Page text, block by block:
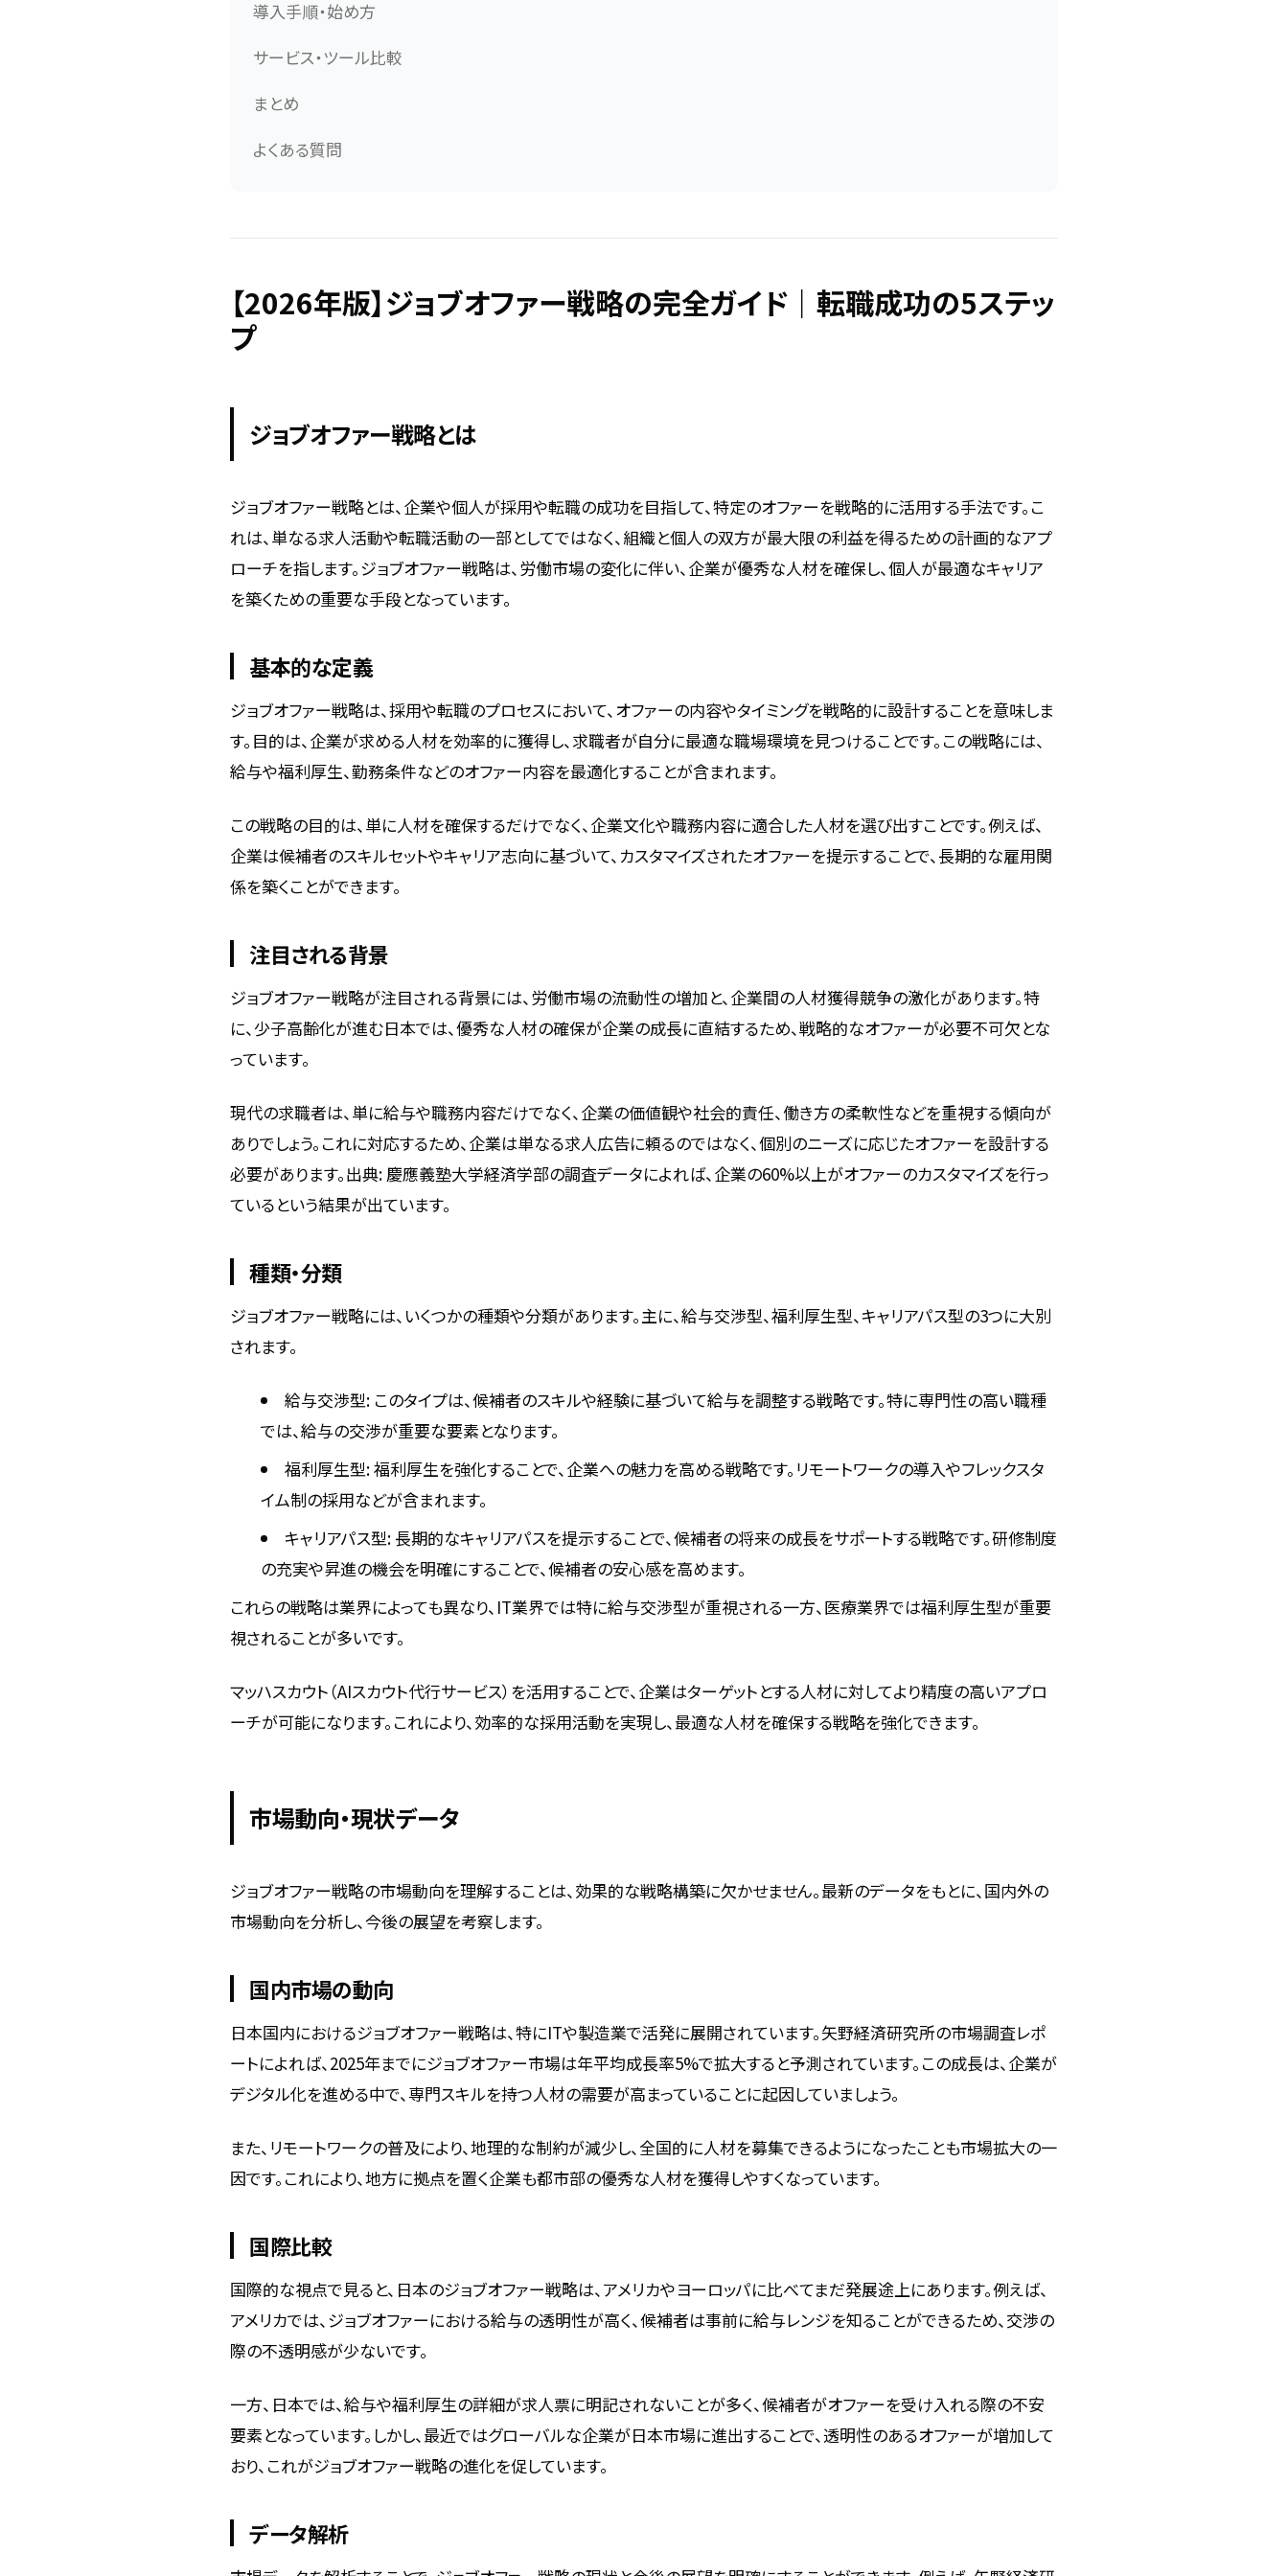
導入手順・始め方
サービス・ツール比較
まとめ
よくある質問
【2026年版】ジョブオファー戦略の完全ガイド｜転職成功の5ステッ
プ
ジョブオファー戦略とは
ジョブオファー戦略とは、企業や個人が採用や転職の成功を目指して、特定のオファーを戦略的に活用する手法です。こ
れは、単なる求人活動や転職活動の一部としてではなく、組織と個人の双方が最大限の利益を得るための計画的なアプ
ローチを指します。ジョブオファー戦略は、労働市場の変化に伴い、企業が優秀な人材を確保し、個人が最適なキャリア
を築くための重要な手段となっています。
基本的な定義
ジョブオファー戦略は、採用や転職のプロセスにおいて、オファーの内容やタイミングを戦略的に設計することを意味しま
す。目的は、企業が求める人材を効率的に獲得し、求職者が自分に最適な職場環境を見つけることです。この戦略には、
給与や福利厚生、勤務条件などのオファー内容を最適化することが含まれます。
この戦略の目的は、単に人材を確保するだけでなく、企業文化や職務内容に適合した人材を選び出すことです。例えば、
企業は候補者のスキルセットやキャリア志向に基づいて、カスタマイズされたオファーを提示することで、長期的な雇用関
係を築くことができます。
注目される背景
ジョブオファー戦略が注目される背景には、労働市場の流動性の増加と、企業間の人材獲得競争の激化があります。特
に、少子高齢化が進む日本では、優秀な人材の確保が企業の成長に直結するため、戦略的なオファーが必要不可欠とな
っています。
現代の求職者は、単に給与や職務内容だけでなく、企業の価値観や社会的責任、働き方の柔軟性などを重視する傾向が
ありでしょう。これに対応するため、企業は単なる求人広告に頼るのではなく、個別のニーズに応じたオファーを設計する
必要があります。出典: 慶應義塾大学経済学部の調査データによれば、企業の60%以上がオファーのカスタマイズを行っ
ているという結果が出ています。
種類・分類
ジョブオファー戦略には、いくつかの種類や分類があります。主に、給与交渉型、福利厚生型、キャリアパス型の3つに大別
されます。
給与交渉型: このタイプは、候補者のスキルや経験に基づいて給与を調整する戦略です。特に専門性の高い職種
では、給与の交渉が重要な要素となります。
福利厚生型: 福利厚生を強化することで、企業への魅力を高める戦略です。リモートワークの導入やフレックスタ
イム制の採用などが含まれます。
キャリアパス型: 長期的なキャリアパスを提示することで、候補者の将来の成長をサポートする戦略です。研修制度
の充実や昇進の機会を明確にすることで、候補者の安心感を高めます。
これらの戦略は業界によっても異なり、IT業界では特に給与交渉型が重視される一方、医療業界では福利厚生型が重要
視されることが多いです。
マッハスカウト（AIスカウト代行サービス）を活用することで、企業はターゲットとする人材に対してより精度の高いアプロ
ーチが可能になります。これにより、効率的な採用活動を実現し、最適な人材を確保する戦略を強化できます。
市場動向・現状データ
ジョブオファー戦略の市場動向を理解することは、効果的な戦略構築に欠かせません。最新のデータをもとに、国内外の
市場動向を分析し、今後の展望を考察します。
国内市場の動向
日本国内におけるジョブオファー戦略は、特にITや製造業で活発に展開されています。矢野経済研究所の市場調査レポ
ートによれば、2025年までにジョブオファー市場は年平均成長率5%で拡大すると予測されています。この成長は、企業が
デジタル化を進める中で、専門スキルを持つ人材の需要が高まっていることに起因していましょう。
また、リモートワークの普及により、地理的な制約が減少し、全国的に人材を募集できるようになったことも市場拡大の一
因です。これにより、地方に拠点を置く企業も都市部の優秀な人材を獲得しやすくなっています。
国際比較
国際的な視点で見ると、日本のジョブオファー戦略は、アメリカやヨーロッパに比べてまだ発展途上にあります。例えば、
アメリカでは、ジョブオファーにおける給与の透明性が高く、候補者は事前に給与レンジを知ることができるため、交渉の
際の不透明感が少ないです。
一方、日本では、給与や福利厚生の詳細が求人票に明記されないことが多く、候補者がオファーを受け入れる際の不安
要素となっています。しかし、最近ではグローバルな企業が日本市場に進出することで、透明性のあるオファーが増加して
おり、これがジョブオファー戦略の進化を促しています。
データ解析